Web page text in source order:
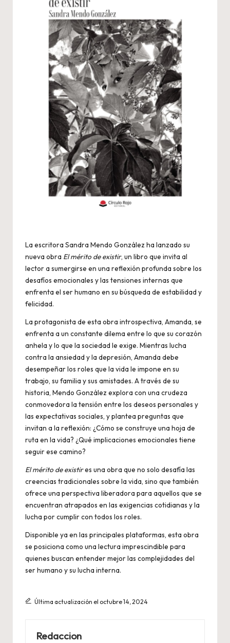
La escritora Sandra Mendo González ha lanzado su
nueva obra El mérito de existir, un libro que invita al
lector a sumergirse en una reflexión profunda sobre los
desafíos emocionales y las tensiones internas que
enfrenta el ser humano en su búsqueda de estabilidad y
felicidad.
La protagonista de esta obra introspectiva, Amanda, se
enfrenta a un constante dilema entre lo que su corazón
anhela y lo que la sociedad le exige. Mientras lucha
contra la ansiedad y la depresión, Amanda debe
desempeñar los roles que la vida le impone en su
trabajo, su familia y sus amistades. A través de su
historia, Mendo González explora con una crudeza
conmovedora la tensión entre los deseos personales y
las expectativas sociales, y plantea preguntas que
invitan a la reflexión: ¿Cómo se construye una hoja de
ruta en la vida? ¿Qué implicaciones emocionales tiene
seguir ese camino?
El mérito de existires una obra que no solo desafía las
creencias tradicionales sobre la vida, sino que también
ofrece una perspectiva liberadora para aquellos que se
encuentran atrapados en las exigencias cotidianas y la
lucha por cumplir con todos los roles.
Disponible ya en las principales plataformas, esta obra
se posiciona como una lectura imprescindible para
quienes buscan entender mejor las complejidades del
ser humano y su lucha interna.
Última actualización el octubre 14, 2024
Redaccion